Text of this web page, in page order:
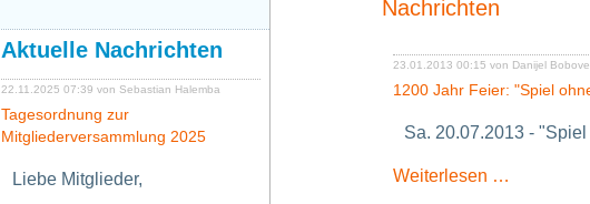
Aktuelle Nachrichten
22.11.2025 07:39 von Sebastian Halemba
Tagesordnung zur
Mitgliederversammlung 2025
Liebe Mitglieder,
Nachrichten
23.01.2013 00:15 von Danijel
1200 Jahr Feier: "Spiel
Sa. 20.07.2013 -
Weiterlesen …